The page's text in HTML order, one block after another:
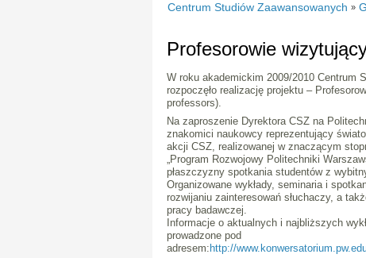
Centrum Studiów Zaawansowanych »
Profesorowie
W roku akademickim 2009/2010 Centrum
rozpoczęło realizację projektu –
professors).
Na zaproszenie Dyrektora CSZ na
znakomici naukowcy reprezentujący
akcji CSZ, realizowanej w znaczącym
„Program Rozwojowy Politechniki
płaszczyzny spotkania studentów z
Organizowane wykłady, seminaria i
rozwijaniu zainteresowań słuchaczy, a
pracy badawczej.
Informacje o aktualnych i najbliższych
prowadzone pod
adresem:http://